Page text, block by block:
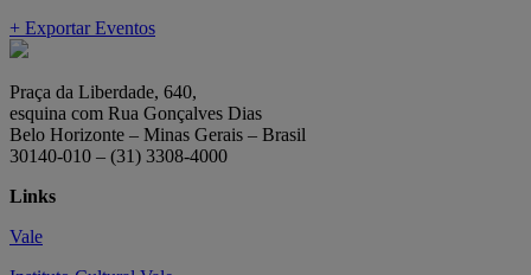
+ Exportar Eventos
Praça da Liberdade, 640,
esquina com Rua Gonçalves Dias
Belo Horizonte – Minas Gerais – Brasil
30140-010 – (31) 3308-4000
Links
Vale